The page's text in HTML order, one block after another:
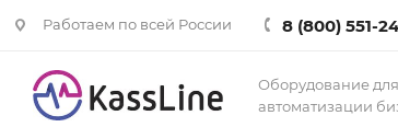
Работаем по всей России 8 (800) 551-
Оборудование для
автоматизации